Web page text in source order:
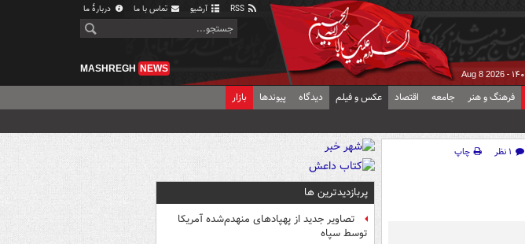
آرشیو تماس با ما دربارهٔ ما
Aug 8 2026
MASHREGH NEWS
فرهنگ و هنر جامعه اقتصاد عکس و فیلم دیدگاه پیوندها بازار
۱ نظر
چاپ
پربازدیدترین ها
تصاویر جدید از پهپادهای منهدم‌شده آمریکا
توسط سپاه